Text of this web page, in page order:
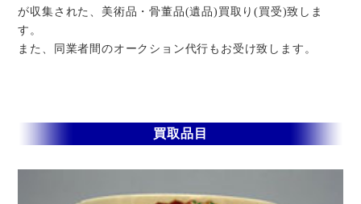
が収集された、美術品・骨董品(遺品)買取り(買受)致しま
す。
また、同業者間のオークション代行もお受け致します。
買取品目